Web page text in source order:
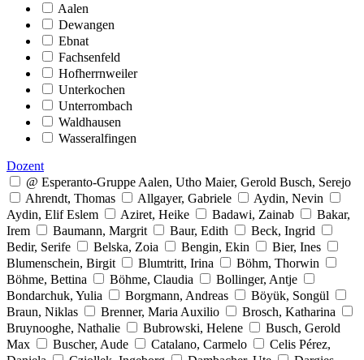
Aalen
Dewangen
Ebnat
Fachsenfeld
Hofherrnweiler
Unterkochen
Unterrombach
Waldhausen
Wasseralfingen
Dozent
@ Esperanto-Gruppe Aalen, Utho Maier, Gerold Busch, Serejo
Ahrendt, Thomas
Allgayer, Gabriele
Aydin, Nevin
Aydin, Elif Eslem
Aziret, Heike Badawi, Zainab
Bakar,
Irem
Baumann, Margrit Baur, Edith
Beck, Ingrid
Bedir, Serife
Belska, Zoia Bengin, Ekin
Bier, Ines
Blumenschein, Birgit
Blumtritt, Irina
Böhm, Thorwin
Böhme, Bettina
Böhme, Claudia
Bollinger, Antje
Bondarchuk, Yulia
Borgmann, Andreas
Böyük, Songül
Braun, Niklas
Brenner, Maria Auxilio
Brosch, Katharina
Bruynooghe, Nathalie
Bubrowski, Helene
Busch, Gerold
Max
Buscher, Aude Catalano, Carmelo
Celis Pérez,